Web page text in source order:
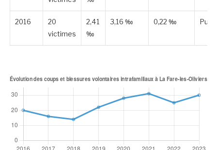
2016
20
victimes
2,41
‰
3,16 ‰ 0,22 ‰